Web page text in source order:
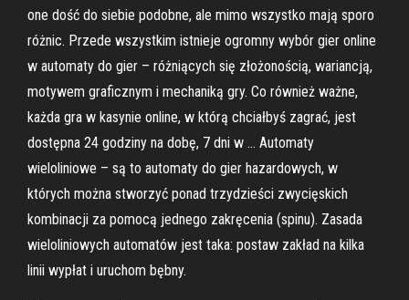
one dość do siebie podobne, ale mimo wszystko mają sporo
różnic. Przede wszystkim istnieje ogromny wybór gier online
w automaty do gier – różniących się złożonością, wariancją,
motywem graficznym i mechaniką gry. Co również ważne,
każda gra w kasynie online, w którą chciałbyś zagrać, jest
dostępna 24 godziny na dobę, 7 dni w … Automaty
wieloliniowe – są to automaty do gier hazardowych, w
których można stworzyć ponad trzydzieści zwycięskich
kombinacji za pomocą jednego zakręcenia (spinu). Zasada
wieloliniowych automatów jest taka: postaw zakład na kilka
linii wypłat i uruchom bębny.